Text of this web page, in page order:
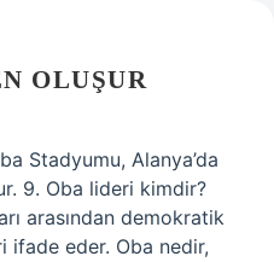
OLUŞUR
Stadyumu, Alanya’da
9. Oba lideri kimdir?
arasından demokratik
ifade eder. Oba nedir,